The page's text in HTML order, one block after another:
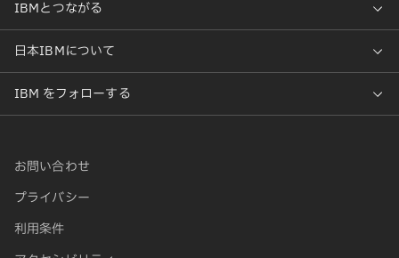
お問い合わせ
プライバシー
利用条件